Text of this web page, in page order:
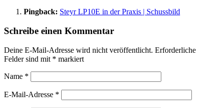
Pingback: Steyr LP10E in der Praxis | Schussbild
Schreibe einen Kommentar
Deine E-Mail-Adresse wird nicht veröffentlicht. Erforderliche
Felder sind mit * markiert
Name *
E-Mail-Adresse *